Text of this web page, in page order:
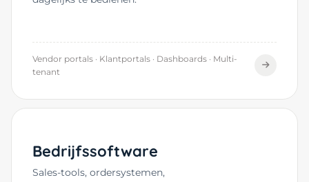
Vendor portals · Klantportals · Dashboards · Multi-
tenant
Bedrijfssoftware
Sales-tools, ordersystemen,